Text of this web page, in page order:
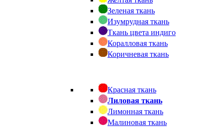
Зеленая ткань
Изумрудная ткань
Ткань цвета индиго
Коралловая ткань
Коричневая ткань
Красная ткань
Лиловая ткань
Лимонная ткань
Малиновая ткань